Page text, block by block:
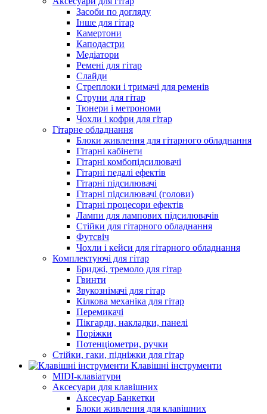
Засоби по догляду
Інше для гітар
Камертони
Каподастри
Медіатори
Ремені для гітар
Слайди
Стреплоки і тримачі для ременів
Струни для гітар
Тюнери і метрономи
Чохли і кофри для гітар
Гітарне обладнання
Блоки живлення для гітарного обладнання
Гітарні кабінети
Гітарні комбопідсилювачі
Гітарні педалі ефектів
Гітарні підсилювачі
Гітарні підсилювачі (голови)
Гітарні процесори ефектів
Лампи для лампових підсилювачів
Стійки для гітарного обладнання
Футсвіч
Чохли і кейси для гітарного обладнання
Комплектуючі для гітар
Бриджі, тремоло для гітар
Гвинти
Звукознімачі для гітар
Кілкова механіка для гітар
Перемикачі
Пікгарди, накладки, панелі
Поріжки
Потенціометри, ручки
Стійки, гаки, підніжки для гітар
Клавішні інструменти
MIDI-клавіатури
Аксесуари для клавішних
Аксесуар Банкетки
Блоки живлення для клавішних